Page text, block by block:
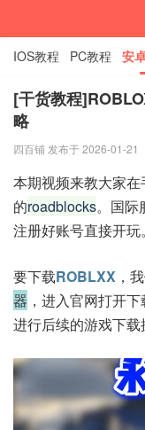
国
IOS教程 PC教程 安
[干货教程
略
四百铺 发布于 2026-01-21
本期视频来教大家
的roadblocks。国际
注册好账号直接开玩。
要下载ROBLXX ，
器 ，进入官网打开
进行后续的游戏下载